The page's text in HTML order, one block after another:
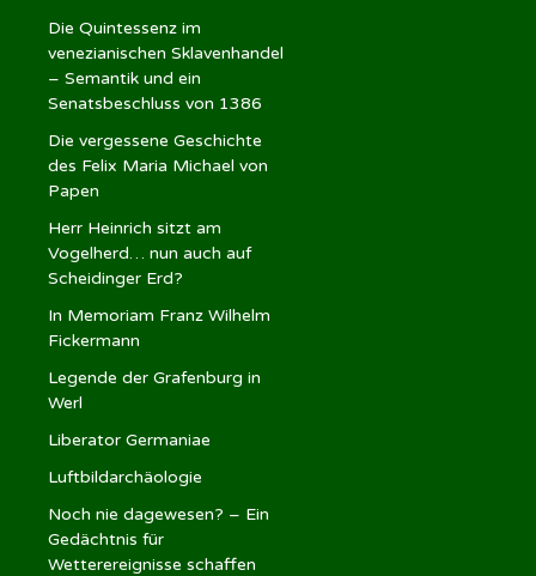
Die Quintessenz im
venezianischen Sklavenhandel
– Semantik und ein
Senatsbeschluss von 1386
Die vergessene Geschichte
des Felix Maria Michael von
Papen
Herr Heinrich sitzt am
Vogelherd… nun auch auf
Scheidinger Erd?
In Memoriam Franz Wilhelm
Fickermann
Legende der Grafenburg in
Werl
Liberator Germaniae
Luftbildarchäologie
Noch nie dagewesen? – Ein
Gedächtnis für
Wetterereignisse schaffen